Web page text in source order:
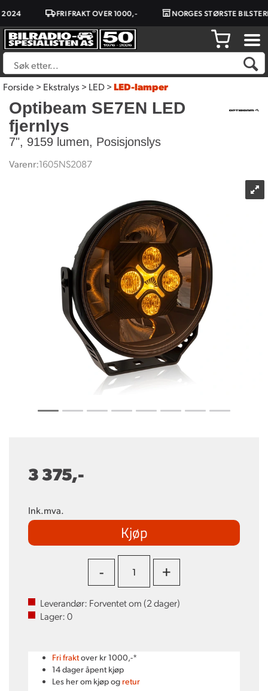
FRI FRAKT OVER 1000,- NORGES STØRSTE
Forside>Ekstralys>LED>LED-lamper
Optibeam SE7EN LED
fjernlys
7", 9159 lumen, Posisjonslys
Varenr:1605NS2087
3 375,-
Ink.mva.
Kjøp
- +
Leverandør: Forventet om (2dager)
Lager:0
Fri fraktover kr 1000,-*
14 dager åpent kjøp
Les her om kjøp og retur